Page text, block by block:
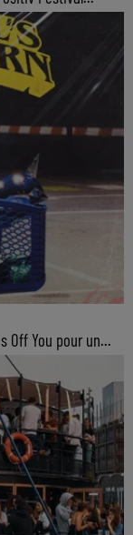
Off You pour un...